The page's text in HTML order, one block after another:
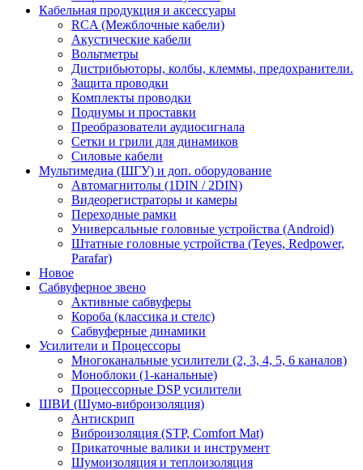
Кабельная продукция и аксессуары
RCA (Межблочные кабели)
Акустические кабели
Вольтметры
Дистрибьюторы, колбы, клеммы, предохранители.
Защита проводки
Комплекты проводки
Подиумы и проставки
Преобразователи аудиосигнала
Сетки и грили для динамиков
Силовые кабели
Мультимедиа (ШГУ) и доп. оборудование
Автомагнитолы (1DIN / 2DIN)
Видеорегистраторы и камеры
Переходные рамки
Универсальные головные устройства (Android)
Штатные головные устройства (Teyes, Redpower,
Parafar)
Новое
Сабвуферное звено
Активные сабвуферы
Короба (классика и стелс)
Сабвуферные динамики
Усилители и Процессоры
Многоканальные усилители (2, 3, 4, 5, 6 каналов)
Моноблоки (1-канальные)
Процессорные DSP усилители
ШВИ (Шумо-виброизоляция)
Антискрип
Виброизоляция (STP, Comfort Mat)
Прикаточные валики и инструмент
Шумоизоляция и теплоизоляция